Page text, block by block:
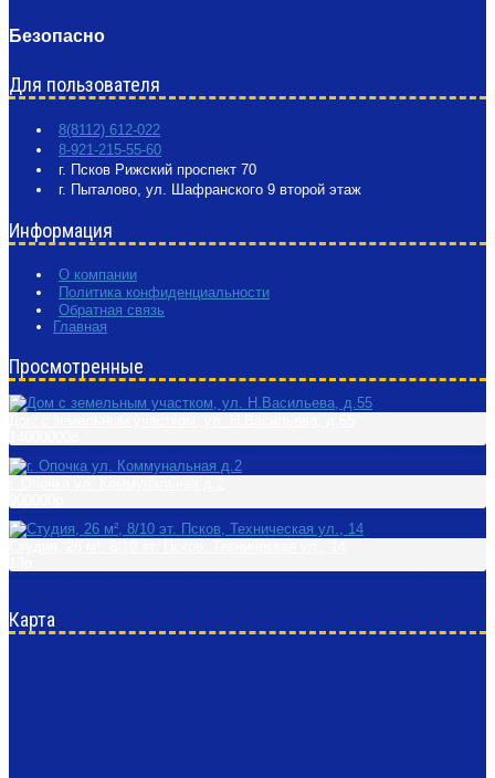
Безопасно
Для пользователя
8(8112) 612-022
8-921-215-55-60
г. Псков Рижский проспект 70
г. Пыталово, ул. Шафранского 9 второй этаж
Информация
О компании
Политика конфиденциальности
Обратная связь
Главная
Просмотренные
Карта